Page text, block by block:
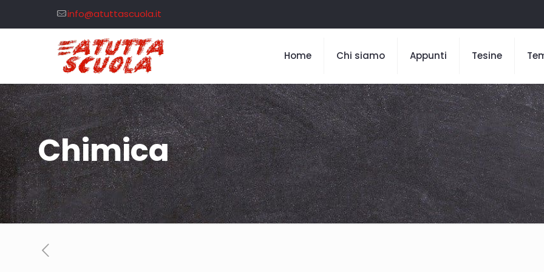
info@atuttascuola.it
Home Chi siamo Appunti Tesine
Chimica